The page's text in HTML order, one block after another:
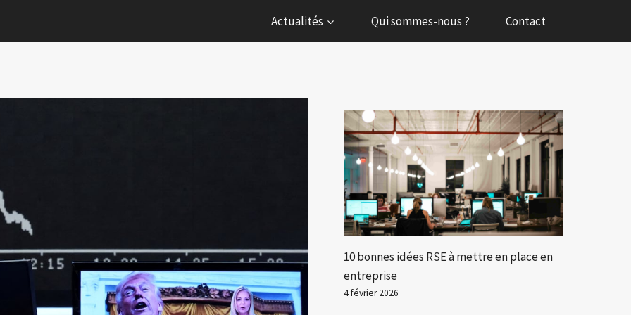
Actualités Qui sommes-nous ? Contact
10 bonnes idées RSE à mettre en place en
entreprise
4 février 2026